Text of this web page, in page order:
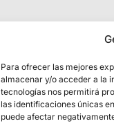
Para ofrecer las mejores
almacenar y/o acceder a la
tecnologías nos permitirá
las identificaciones únicas
puede afectar